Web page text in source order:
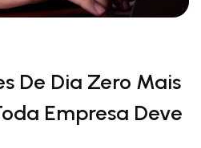
De Dia Zero Mais
Empresa Deve